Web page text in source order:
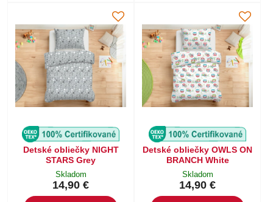
Detské obliečky NIGHT
STARS Grey
Skladom
14,90 €
Detské obliečky OWLS ON
BRANCH White
Skladom
14,90 €